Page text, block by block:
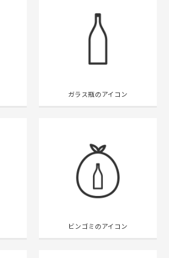
ガラス瓶のアイコン
ビンゴミのアイコン